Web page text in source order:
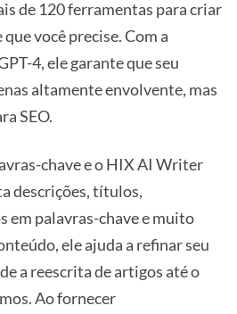
de 120 ferramentas para criar
você precise. Com a
4, ele garante que seu
altamente envolvente, mas
SEO.
chave e o HIX AI Writer
descrições, títulos,
em palavras-chave e muito
ele ajuda a refinar seu
a reescrita de artigos até o
Ao fornecer